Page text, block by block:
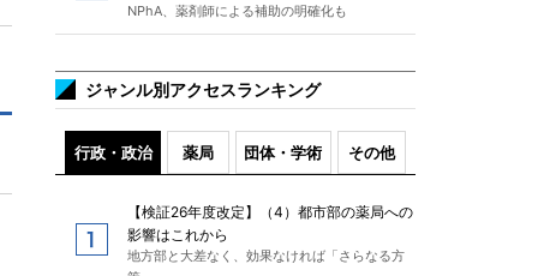
NPhA、薬剤師による補助の明確化も
ジャンル別アクセスランキング
行政・政治 薬局 団体・学術 その他
【検証26年度改定】（4）都市部の薬局への
影響はこれから
地方部と大差なく、効果なければ「さらなる方